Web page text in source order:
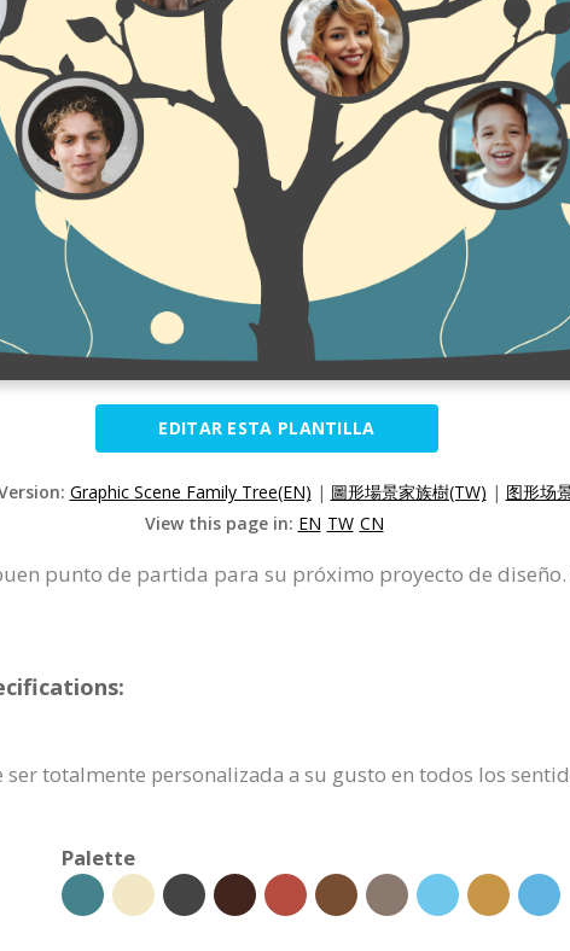
EDITAR ESTA PLANTILLA
Graphic Scene Family Tree(EN) | 圖形場景家族樹(TW) | 图形场
View this page in: EN TW CN
punto de partida para su próximo proyecto de
totalmente personalizada a su gusto en todos los
Palette